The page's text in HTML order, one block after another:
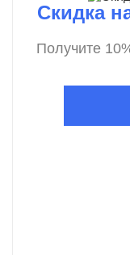
Скидка
Получите